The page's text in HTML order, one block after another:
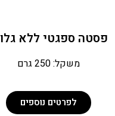
ספגטי ללא גלוטן
משקל: 250 גרם
לפרטים נוספים